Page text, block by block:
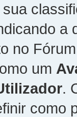
a
no
um
.
como